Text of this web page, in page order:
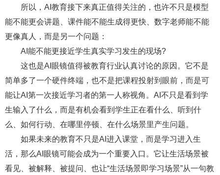
所以，AI教育接下来真正值得关注的，也许不只是模型
能不能更会讲题、课件能不能生成得更快、数字老师能不能
更像真人，而是另一个问题：
AI能不能更接近学生真实学习发生的现场?
这也是AI眼镜值得被教育行业认真讨论的原因。它不是
简单多了一个硬件终端，也不是把课程投射到眼前，而是可
能让AI第一次接近学习者的第一人称视角。AI不只是看到学
生输入了什么，而是有机会看到学生正在看什么、听到什
么、如何行动、在哪里停顿、在什么场景里产生问题。
如果未来的教育不只是AI进入课堂，而是学习进入生
活，那么AI眼镜可能会成为一个重要入口。它让生活场景被
看见、被解释、被提问、也让“生活场景即学习场景”从一句教